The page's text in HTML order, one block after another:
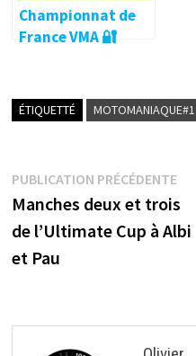
Championnat de
France VMA 🔐
ÉTIQUETTÉ
Navigation
de
l’article
PUBLICATION PRÉCÉDENTE
Manches deux et trois
de l’Ultimate Cup à Albi
et Pau